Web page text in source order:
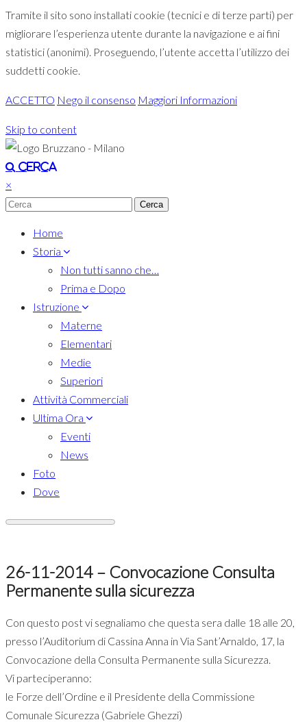
Tramite il sito sono installati cookie (tecnici e di terze parti) per
migliorare l’esperienza utente durante la navigazione e ai fini
statistici (anonimi). Proseguendo, l’utente accetta l’utilizzo dei
suddetti cookie.
ACCETTO Nego il consenso Maggiori Informazioni
Skip to content
Toggle navigation
Cerca
×
Home
Storia
Non tutti sanno che…
Prima e Dopo
Istruzione
Materne
Elementari
Medie
Superiori
Attività Commerciali
Ultima Ora
Eventi
News
Foto
Dove
26-11-2014 – Convocazione Consulta
Permanente sulla sicurezza
Con questo post vi segnaliamo che questa sera dalle 18 alle 20,
presso l’Auditorium di Cassina Anna in Via Sant’Arnaldo, 17, la
Convocazione della Consulta Permanente sulla Sicurezza.
Vi parteciperanno:
le Forze dell’Ordine e il Presidente della Commissione
Comunale Sicurezza (Gabriele Ghezzi)